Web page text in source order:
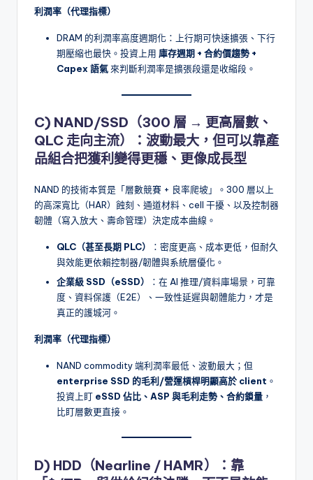
利潤率（代理指標）
DRAM 的利潤率高度週期化：上行期可快速擴張、下行
期壓縮也最快。投資上用 庫存週期 + 合約價趨勢 +
Capex 語氣 來判斷利潤率是擴張段還是收縮段。
C) NAND/SSD（300 層 → 更高層數、
QLC 走向主流）：波動最大，但可以靠產
品組合把獲利變得更穩、更像成長型
NAND 的技術本質是「層數競賽 + 良率爬坡」。300 層以上
的高深寬比（HAR）蝕刻、通道材料、cell 干擾、以及控制器
韌體（寫入放大、壽命管理）決定成本曲線。
QLC（甚至長期 PLC）
：密度更高、成本更低，但耐久
與效能更依賴控制器/韌體與系統層優化。
企業級 SSD（eSSD）
：在 AI 推理/資料庫場景，可靠
度、資料保護（E2E）、一致性延遲與韌體能力，才是
真正的護城河。
利潤率（代理指標）
NAND commodity 端利潤率最低、波動最大；但
enterprise SSD 的毛利/營運槓桿明顯高於 client 。
投資上盯 eSSD 佔比、ASP 與毛利走勢、合約鎖量 ，
比盯層數更直接。
D) HDD（Nearline / HAMR）：靠